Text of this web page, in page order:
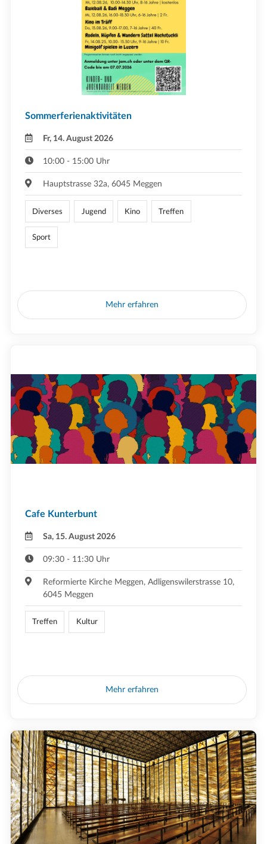
Sommerferienaktivitäten
Fr, 14. August 2026
10:00 - 15:00 Uhr
Hauptstrasse 32a, 6045 Meggen
Diverses Jugend Kino Treffen
Sport
Mehr erfahren
Cafe Kunterbunt
Sa, 15. August 2026
09:30 - 11:30 Uhr
Reformierte Kirche Meggen, Adligenswilerstrasse 10,
6045 Meggen
Treffen Kultur
Mehr erfahren